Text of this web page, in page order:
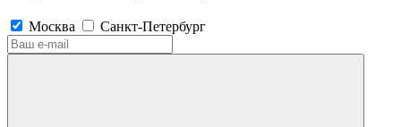
Москва Санкт-Петербург